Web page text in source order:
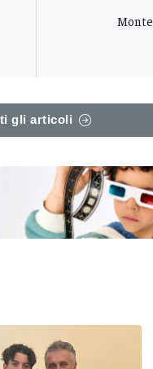
gli articoli